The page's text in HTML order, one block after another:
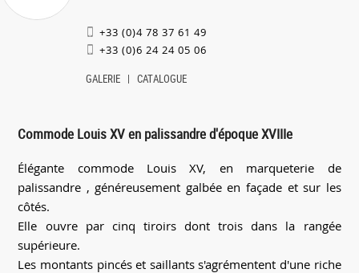
+33 (0)4 78 37 61 49
+33 (0)6 24 24 05 06
GALERIE CATALOGUE
Commode Louis XV en palissandre d'époque XVIIIe
Élégante commode Louis XV, en marqueterie de
palissandre , généreusement galbée en façade et sur les
côtés.
Elle ouvre par cinq tiroirs dont trois dans la rangée
supérieure.
Les montants pincés et saillants s'agrémentent d'une riche